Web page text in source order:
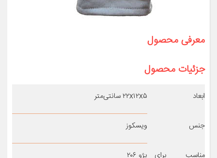
معرفی محصول
جزئیات محصول
ابعاد ۲۲x۱۲x۵ سانتی‌متر
جنس ویسکوز
مناسب برای
پژو ۲۰۶